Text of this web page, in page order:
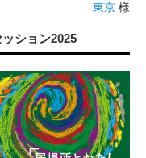
東京 様
ション2025